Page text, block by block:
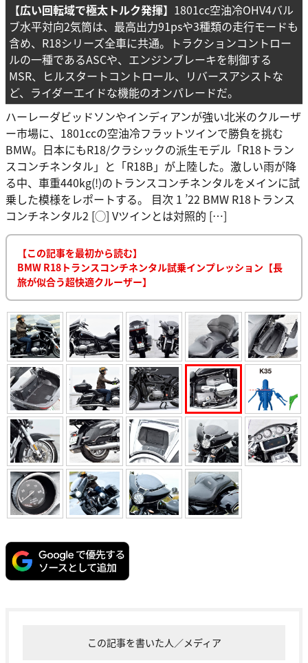
【広い回転域で極太トルク発揮】 1801cc空油冷OHV4バル
ブ水平対向2気筒は、最高出力91psや3種類の走行モードも
含め、R18シリーズ全車に共通。トラクションコントロー
ルの一種であるASCや、エンジンブレーキを制御する
MSR、ヒルスタートコントロール、リバースアシストな
ど、ライダーエイドな機能のオンパレードだ。
ハーレーダビッドソンやインディアンが強い北米のクルーザ
ー市場に、1801ccの空油冷フラットツインで勝負を挑む
BMW。日本にもR18/クラシックの派生モデル「R18トラン
スコンチネンタル」と「R18B」が上陸した。激しい雨が降
る中、車重440kg(!)のトランスコンチネンタルをメインに試
乗した模様をレポートする。 目次 1 ’22 BMW R18トランス
コンチネンタル2 [◯] Vツインとは対照的 […]
【この記事を最初から読む】
BMW R18トランスコンチネンタル試乗インプレッション【長
旅が似合う超快適クルーザー】
この記事を書いた人／メディア